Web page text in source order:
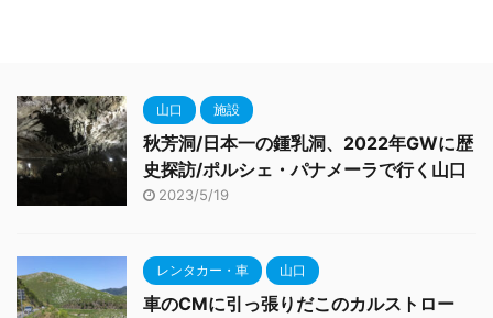
山口 施設
秋芳洞/日本一の鍾乳洞、2022年GWに歴
史探訪/ポルシェ・パナメーラで行く山口
2023/5/19
レンタカー・車 山口
車のCMに引っ張りだこのカルストロー